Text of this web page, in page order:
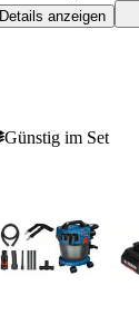
Details anzeigen
Günstig im Set